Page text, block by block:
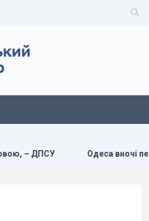
Одеса вночі пережила